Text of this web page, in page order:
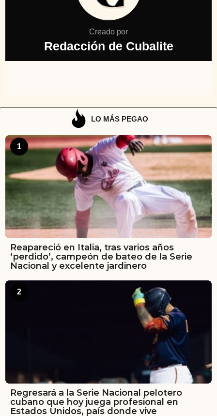
Creado por
Redacción de Cubalite
LO MÁS PEGAO
1
Reapareció en Italia, tras varios años
‘perdido’, campeón de bateo de la Serie
Nacional y excelente jardinero
2
Regresará a la Serie Nacional pelotero
cubano que hoy juega profesional en
Estados Unidos, país donde vive